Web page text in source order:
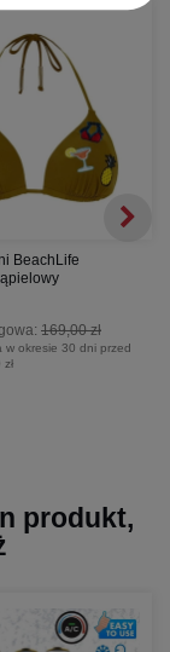
BeachLife
169,00 zł
w okresie 30 dni przed
produkt,